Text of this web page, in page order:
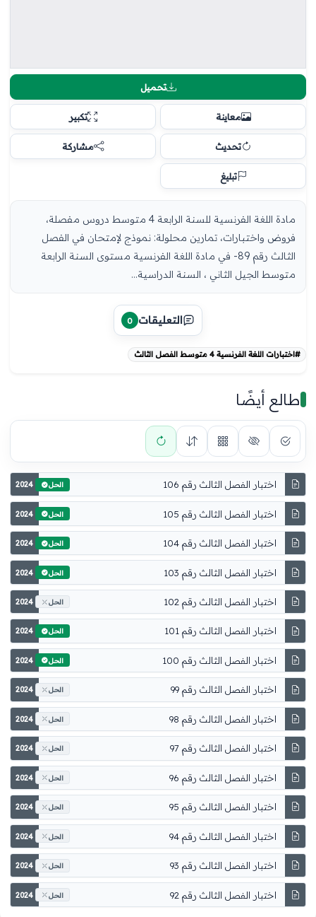
تحميل
معاينة تكبير
تحديث مشاركة
تبليغ
مادة اللغة الفرنسية للسنة الرابعة 4 متوسط دروس مفصلة،
فروض واختبارات، تمارين محلولة: نموذج لإمتحان في الفصل
الثالث رقم 89- في مادة اللغة الفرنسية مستوى السنة الرابعة
متوسط الجيل الثاني ، السنة الدراسية...
التعليقات 0
#اختبارات اللغة الفرنسية 4 متوسط الفصل الثالث
طالع أيضًا
اختبار الفصل الثالث رقم 106 2024 الحل
اختبار الفصل الثالث رقم 105 2024 الحل
اختبار الفصل الثالث رقم 104 2024 الحل
اختبار الفصل الثالث رقم 103 2024 الحل
اختبار الفصل الثالث رقم 102 2024 الحل
اختبار الفصل الثالث رقم 101 2024 الحل
اختبار الفصل الثالث رقم 100 2024 الحل
اختبار الفصل الثالث رقم 99 2024 الحل
اختبار الفصل الثالث رقم 98 2024 الحل
اختبار الفصل الثالث رقم 97 2024 الحل
اختبار الفصل الثالث رقم 96 2024 الحل
اختبار الفصل الثالث رقم 95 2024 الحل
اختبار الفصل الثالث رقم 94 2024 الحل
اختبار الفصل الثالث رقم 93 2024 الحل
اختبار الفصل الثالث رقم 92 2024 الحل